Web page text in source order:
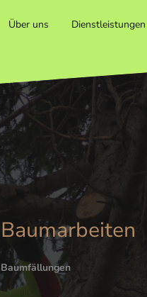
Über uns Dienstleistungen
Baumarbeiten
Baumfällungen